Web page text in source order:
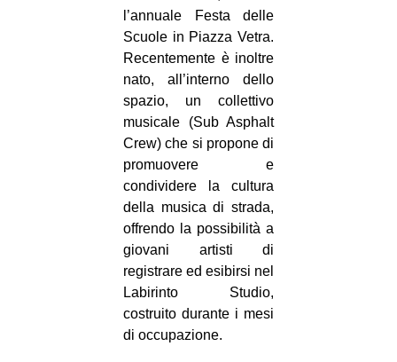
l’annuale Festa delle
Scuole in Piazza Vetra.
Recentemente è inoltre
nato, all’interno dello
spazio, un collettivo
musicale (Sub Asphalt
Crew) che si propone di
promuovere e
condividere la cultura
della musica di strada,
offrendo la possibilità a
giovani artisti di
registrare ed esibirsi nel
Labirinto Studio,
costruito durante i mesi
di occupazione.